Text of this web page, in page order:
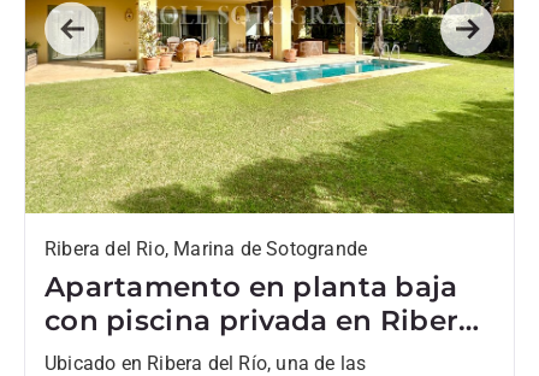
Previous Next
Ribera del Rio, Marina de Sotogrande
Apartamento en planta baja
con piscina privada en Ribera
del Río, Sotogrande Marina
Ubicado en Ribera del Río, una de las